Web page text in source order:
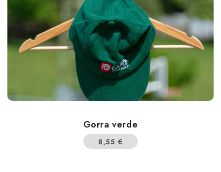
Gorra verde
8,55€